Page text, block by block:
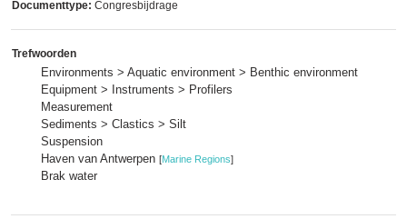
Documenttype: Congresbijdrage
Trefwoorden
Environments > Aquatic environment > Benthic environment
Equipment > Instruments > Profilers
Measurement
Sediments > Clastics > Silt
Suspension
Haven van Antwerpen [Marine Regions]
Brak water